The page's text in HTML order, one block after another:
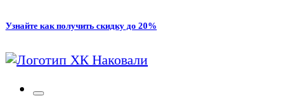
Перейти
содержимому
Узнайте как получить скидку до 20%